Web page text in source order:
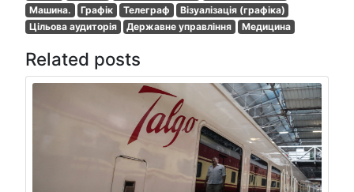
Машина.
Графік Телеграф
Візуалізація (графіка)
Цільова аудиторія
Державне управління Медицина
Related posts